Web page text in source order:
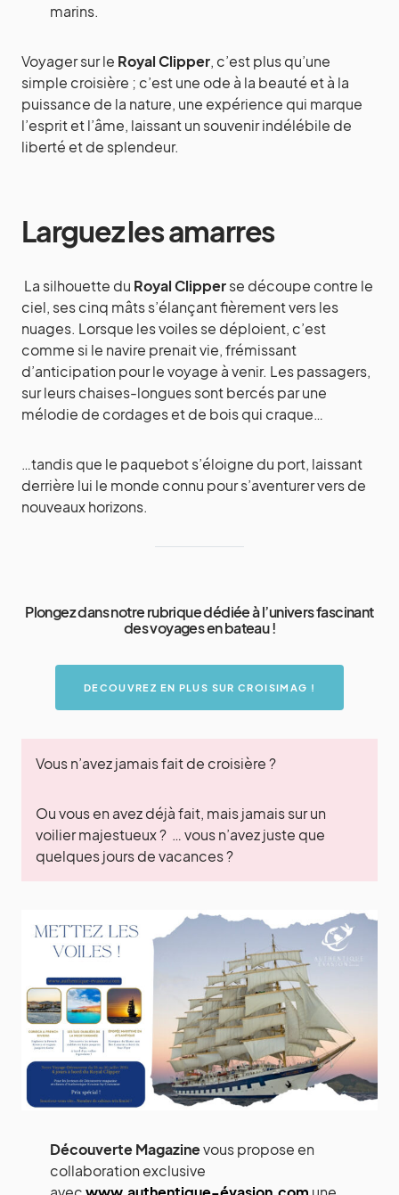
marins.
Voyager sur le Royal Clipper, c’est plus qu’une
simple croisière ; c’est une ode à la beauté et à la
puissance de la nature, une expérience qui marque
l’esprit et l’âme, laissant un souvenir indélébile de
liberté et de splendeur.
Larguez les amarres
La silhouette du Royal Clipperse découpe contre le
ciel, ses cinq mâts s’élançant fièrement vers les
nuages. Lorsque les voiles se déploient, c’est
comme si le navire prenait vie, frémissant
d’anticipation pour le voyage à venir. Les passagers,
sur leurs chaises-longues sont bercés par une
mélodie de cordages et de bois qui craque…
…tandis que le paquebot s’éloigne du port, laissant
derrière lui le monde connu pour s’aventurer vers de
nouveaux horizons.
Plongez dans notre rubrique dédiée à l’univers fascinant
des voyages en bateau !
DECOUVREZ EN PLUS SUR CROISIMAG !
Vous n’avez jamais fait de croisière ?
Ou vous en avez déjà fait, mais jamais sur un
voilier majestueux ? … vous n’avez juste que
quelques jours de vacances ?
Découverte Magazinevous propose en
collaboration exclusive